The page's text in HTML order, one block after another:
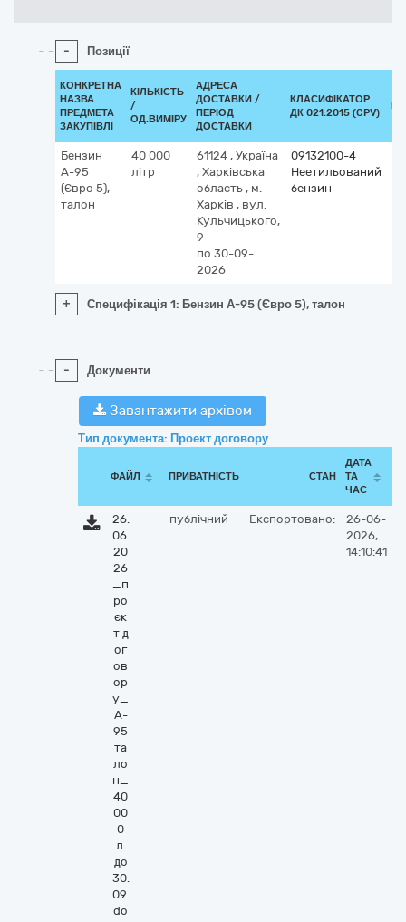
- Позиції
КОНКРЕТНА
НАЗВА
ПРЕДМЕТА
ЗАКУПІВЛІ
КІЛЬКІСТЬ
/
ОД.ВИМІРУ
АДРЕСА
ДОСТАВКИ /
ПЕРІОД
ДОСТАВКИ
КЛАСИФІКАТОР
ДК 021:2015 (CPV)
Бензин
А-95
(Євро 5),
талон
40 000
літр
61124 , Україна
, Харківська
область , м.
Харків , вул.
Кульчицького,
9
по 30-09-
2026
09132100-4
Неетильований
бензин
+ Специфікація 1: Бензин А-95 (Євро 5), талон
- Документи
Завантажити архівом
Тип документа: Проект договору
ФАЙЛ ПРИВАТНІСТЬ СТАН
ДАТА
ТА
ЧАС
26.
06.
20
26
_п
ро
єк
т д
ог
ов
ор
у_
А-
95
та
ло
н_
40
00
0
л.
до
30.
09.
do
публічний Експортовано:
26-06-
2026,
14:10:41